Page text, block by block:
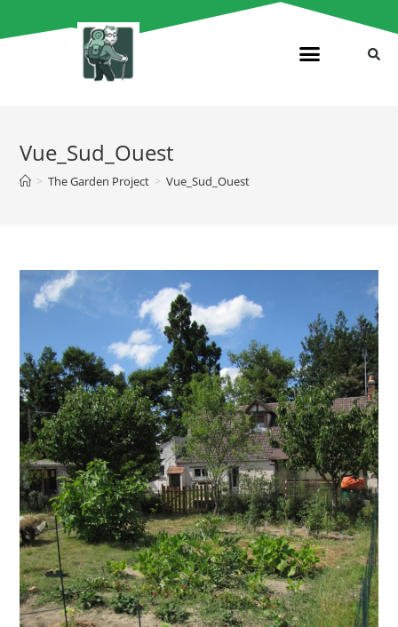
Vue_Sud_Ouest
> The Garden Project > Vue_Sud_Ouest